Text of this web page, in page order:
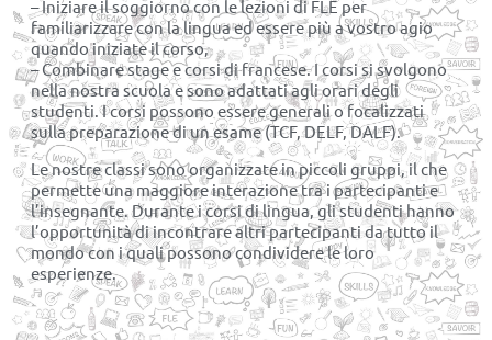
– Iniziare il soggiorno con le lezioni di FLE per
familiarizzare con la lingua ed essere più a vostro agio
quando iniziate il corso,
– Combinare stage e corsi di francese. I corsi si svolgono
nella nostra scuola e sono adattati agli orari degli
studenti. I corsi possono essere generali o focalizzati
sulla preparazione di un esame (TCF, DELF, DALF).
Le nostre classi sono organizzate in piccoli gruppi, il che
permette una maggiore interazione tra i partecipanti e
l’insegnante. Durante i corsi di lingua, gli studenti hanno
l’opportunità di incontrare altri partecipanti da tutto il
mondo con i quali possono condividere le loro
esperienze.